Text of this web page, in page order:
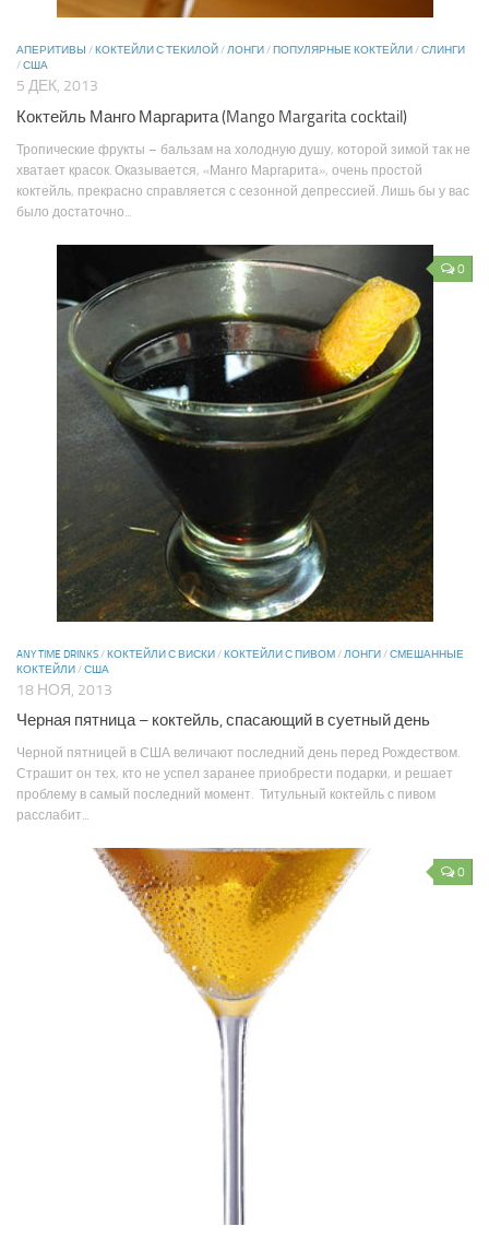
АПЕРИТИВЫ / КОКТЕЙЛИ С ТЕКИЛОЙ /ЛОНГИ / ПОПУЛЯРНЫЕ КОКТЕЙЛИ /СЛИНГИ
/США
5 ДЕК, 2013
Коктейль Манго Маргарита (Mango Margarita cocktail)
Тропические фрукты – бальзам на холодную душу, которой зимой так не
хватает красок. Оказывается, «Манго Маргарита», очень простой
коктейль, прекрасно справляется с сезонной депрессией. Лишь бы у вас
было достаточно...
0
ANY TIME DRINKS/КОКТЕЙЛИ С ВИСКИ/КОКТЕЙЛИ С ПИВОМ/ЛОНГИ/СМЕШАННЫЕ
КОКТЕЙЛИ/США
18 НОЯ, 2013
Черная пятница – коктейль, спасающий в суетный день
Черной пятницей в США величают последний день перед Рождеством.
Страшит он тех, кто не успел заранее приобрести подарки, и решает
проблему в самый последний момент. Титульный коктейль с пивом
расслабит...
0